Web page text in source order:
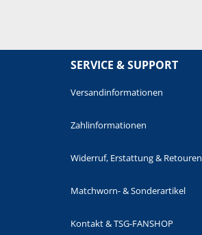
SERVICE & SUPPORT
Versandinformationen
Zahlinformationen
Widerruf, Erstattung & Retouren
Matchworn- & Sonderartikel
Kontakt & TSG-FANSHOP